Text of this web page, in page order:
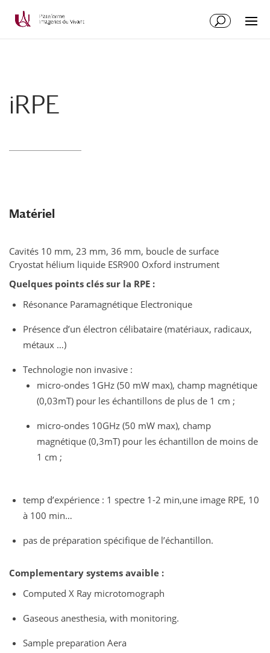
iRPE
Matériel
Cavités 10 mm, 23 mm, 36 mm, boucle de surface
Cryostat hélium liquide ESR900 Oxford instrument
Quelques points clés sur la RPE :
Résonance Paramagnétique Electronique
Présence d’un électron célibataire (matériaux, radicaux,
métaux …)
Technologie non invasive :
micro-ondes 1GHz (50 mW max), champ magnétique
(0,03mT) pour les échantillons de plus de 1 cm ;
micro-ondes 10GHz (50 mW max), champ
magnétique (0,3mT) pour les échantillon de moins de
1 cm ;
temp d’expérience : 1 spectre 1-2 min,une image RPE, 10
à 100 min…
pas de préparation spécifique de l’échantillon.
Complementary systems avaible :
Computed X Ray microtomograph
Gaseous anesthesia, with monitoring.
Sample preparation Aera